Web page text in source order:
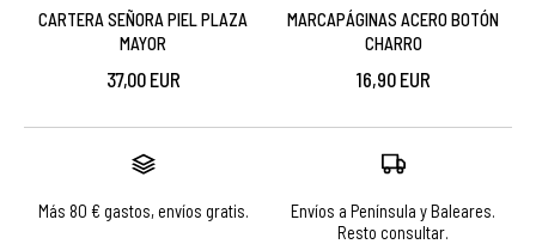
CARTERA SEÑORA PIEL PLAZA
MAYOR
37,00 EUR
MARCAPÁGINAS ACERO BOTÓN
CHARRO
16,90 EUR
Más 80 € gastos, envíos gratis.
Envíos a Península y Baleares.
Resto consultar.